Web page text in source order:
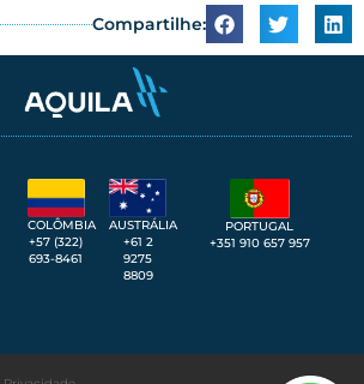
Compartilhe:
COLÔMBIA
+57 (322)
693-8461
AUSTRÁLIA
+61 2
9275
8809
PORTUGAL
+351 910 657 957